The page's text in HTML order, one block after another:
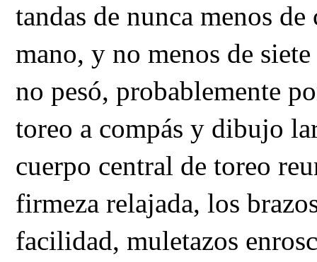
tandas de nunca menos
mano, y no menos de
no pesó, probablemente
toreo a compás y dibujo
cuerpo central de toreo
firmeza relajada, los
facilidad, muletazos